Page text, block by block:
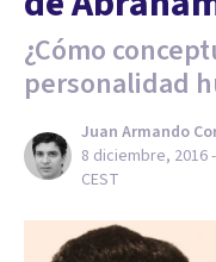
¿Cómo
personalidad
Juan Armando
8 diciembre, 2016
CEST